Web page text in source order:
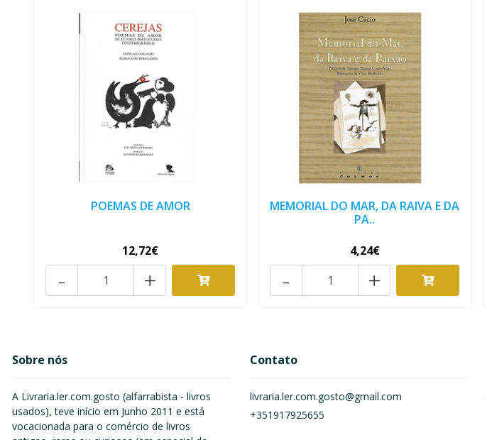
POEMAS DE AMOR
12,72€
+
-
MEMORIAL DO MAR, DA RAIVA E DA
PA..
4,24€
+
-
Sobre nós
A Livraria.ler.com.gosto (alfarrabista - livros
usados), teve início em Junho 2011 e está
vocacionada para o comércio de livros
Contato
livraria.ler.com.gosto@gmail.com
+351917925655